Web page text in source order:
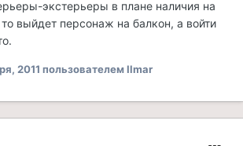
экстерьеры в плане наличия на
выйдет персонаж на балкон, а войти
2011 пользователем Ilmar